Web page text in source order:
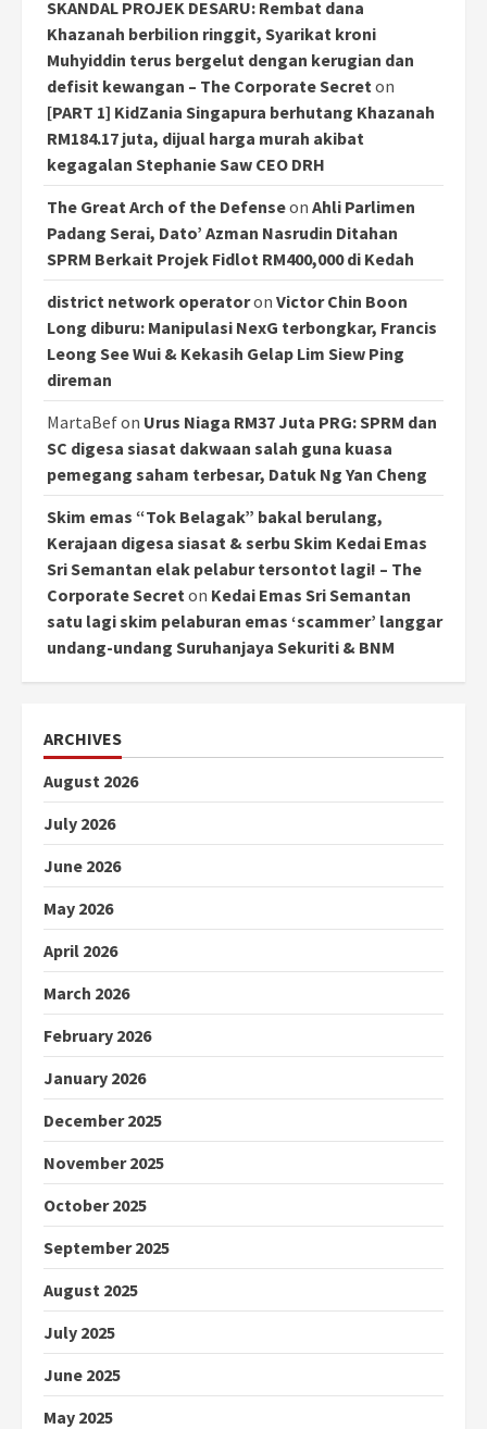
SKANDAL PROJEK DESARU: Rembat dana
Khazanah berbilion ringgit, Syarikat kroni
Muhyiddin terus bergelut dengan kerugian dan
defisit kewangan – The Corporate Secret on
[PART 1] KidZania Singapura berhutang Khazanah
RM184.17 juta, dijual harga murah akibat
kegagalan Stephanie Saw CEO DRH
The Great Arch of the Defenseon Ahli Parlimen
Padang Serai, Dato’ Azman Nasrudin Ditahan
SPRM Berkait Projek Fidlot RM400,000 di Kedah
district network operatoron Victor Chin Boon
Long diburu: Manipulasi NexG terbongkar, Francis
Leong See Wui & Kekasih Gelap Lim Siew Ping
direman
MartaBefon Urus Niaga RM37 Juta PRG: SPRM dan
SC digesa siasat dakwaan salah guna kuasa
pemegang saham terbesar, Datuk Ng Yan Cheng
Skim emas “Tok Belagak” bakal berulang,
Kerajaan digesa siasat & serbu Skim Kedai Emas
Sri Semantan elak pelabur tersontot lagi! – The
Corporate Secret on Kedai Emas Sri Semantan
satu lagi skim pelaburan emas ‘scammer’ langgar
undang-undang Suruhanjaya Sekuriti & BNM
ARCHIVES
August 2026
July 2026
June 2026
May 2026
April 2026
March 2026
February 2026
January 2026
December 2025
November 2025
October 2025
September 2025
August 2025
July 2025
June 2025
May 2025